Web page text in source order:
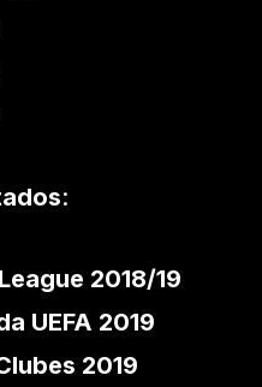
:
2018/19
UEFA 2019
2019